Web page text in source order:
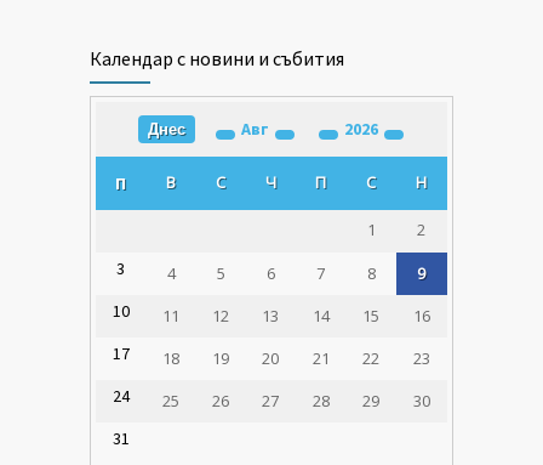
Календар с новини и събития
Днес Авг 2026
П В С Ч П С Н
1
2
3
4 5 6 7 8
9
10
11 12 13 14 15
16
17
18 19 20 21 22
23
24
25 26 27 28 29
30
31